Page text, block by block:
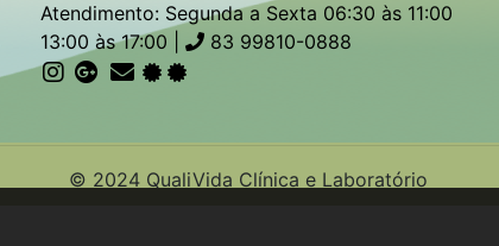
Atendimento: Segunda a Sexta 06:30 às 11:00
13:00 às 17:00 |
83 99810-0888
© 2024 QualiVida Clínica e Laboratório